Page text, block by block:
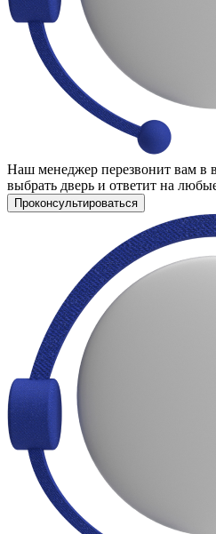
Наш менеджер перезвонит вам в
выбрать дверь и ответит на
Проконсультироваться